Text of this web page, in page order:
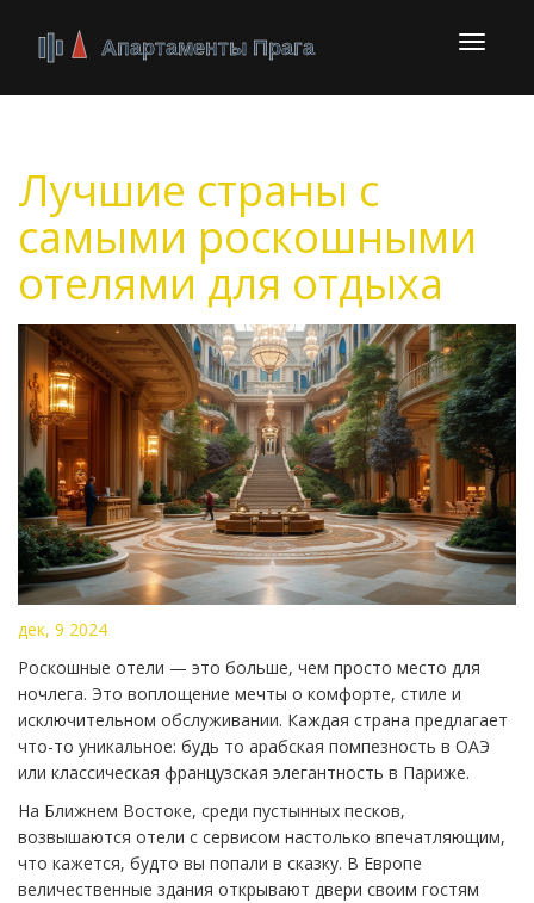
Лучшие страны с
самыми роскошными
отелями для отдыха
дек, 9 2024
Роскошные отели — это больше, чем просто место для
ночлега. Это воплощение мечты о комфорте, стиле и
исключительном обслуживании. Каждая страна предлагает
что-то уникальное: будь то арабская помпезность в ОАЭ
или классическая французская элегантность в Париже.
На Ближнем Востоке, среди пустынных песков,
возвышаются отели с сервисом настолько впечатляющим,
что кажется, будто вы попали в сказку. В Европе
величественные здания открывают двери своим гостям